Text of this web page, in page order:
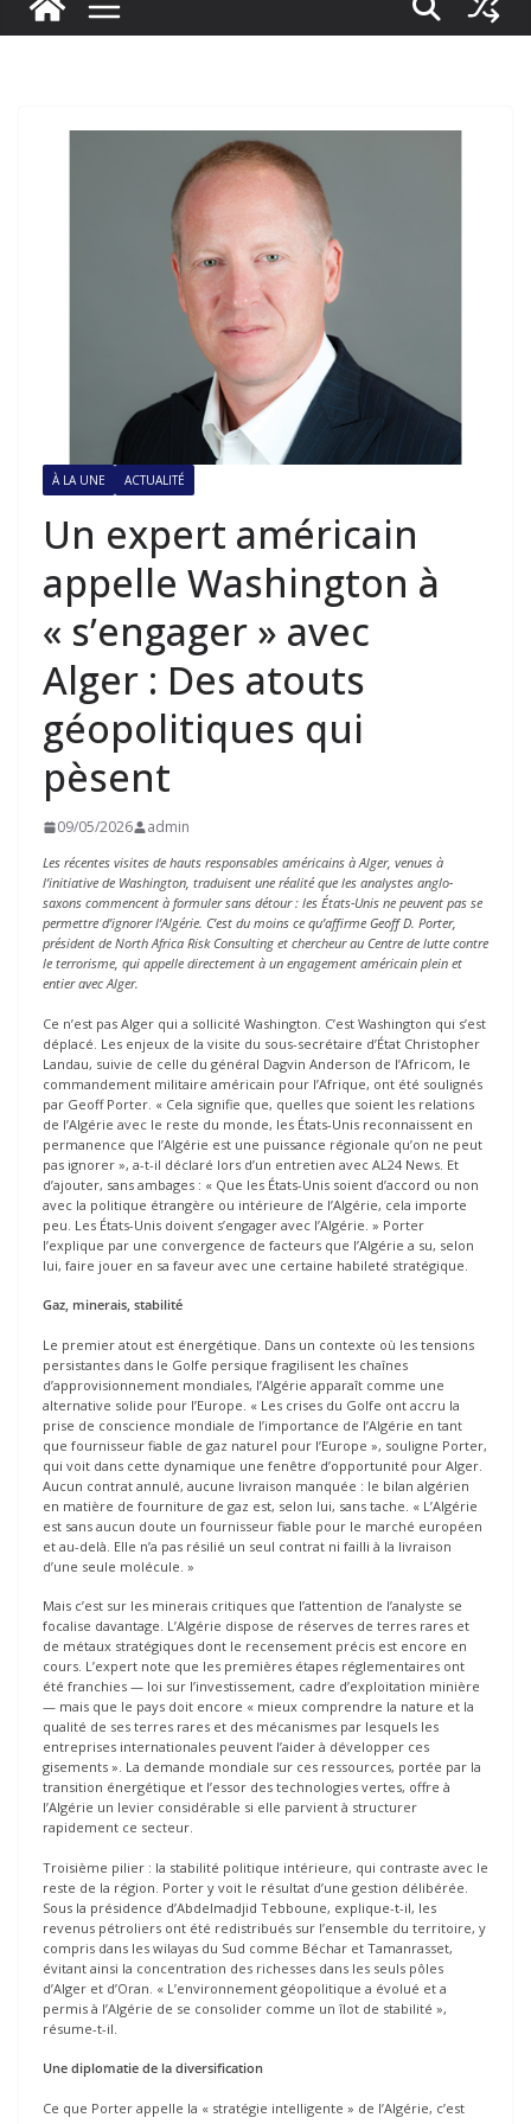
À LA UNE ACTUALITÉ
Un expert américain
appelle Washington à
« s’engager » avec
Alger : Des atouts
géopolitiques qui
pèsent
09/05/2026 admin
Les récentes visites de hauts responsables américains à Alger, venues à
l’initiative de Washington, traduisent une réalité que les analystes anglo-
saxons commencent à formuler sans détour : les États-Unis ne peuvent pas se
permettre d’ignorer l’Algérie. C’est du moins ce qu’affirme Geoff D. Porter,
président de North Africa Risk Consulting et chercheur au Centre de lutte contre
le terrorisme, qui appelle directement à un engagement américain plein et
entier avec Alger.
Ce n’est pas Alger qui a sollicité Washington. C’est Washington qui s’est
déplacé. Les enjeux de la visite du sous-secrétaire d’État Christopher
Landau, suivie de celle du général Dagvin Anderson de l’Africom, le
commandement militaire américain pour l’Afrique, ont été soulignés
par Geoff Porter. « Cela signifie que, quelles que soient les relations
de l’Algérie avec le reste du monde, les États-Unis reconnaissent en
permanence que l’Algérie est une puissance régionale qu’on ne peut
pas ignorer », a-t-il déclaré lors d’un entretien avec AL24 News. Et
d’ajouter, sans ambages : « Que les États-Unis soient d’accord ou non
avec la politique étrangère ou intérieure de l’Algérie, cela importe
peu. Les États-Unis doivent s’engager avec l’Algérie. » Porter
l’explique par une convergence de facteurs que l’Algérie a su, selon
lui, faire jouer en sa faveur avec une certaine habileté stratégique.
Gaz, minerais, stabilité
Le premier atout est énergétique. Dans un contexte où les tensions
persistantes dans le Golfe persique fragilisent les chaînes
d’approvisionnement mondiales, l’Algérie apparaît comme une
alternative solide pour l’Europe. « Les crises du Golfe ont accru la
prise de conscience mondiale de l’importance de l’Algérie en tant
que fournisseur fiable de gaz naturel pour l’Europe », souligne Porter,
qui voit dans cette dynamique une fenêtre d’opportunité pour Alger.
Aucun contrat annulé, aucune livraison manquée : le bilan algérien
en matière de fourniture de gaz est, selon lui, sans tache. « L’Algérie
est sans aucun doute un fournisseur fiable pour le marché européen
et au-delà. Elle n’a pas résilié un seul contrat ni failli à la livraison
d’une seule molécule. »
Mais c’est sur les minerais critiques que l’attention de l’analyste se
focalise davantage. L’Algérie dispose de réserves de terres rares et
de métaux stratégiques dont le recensement précis est encore en
cours. L’expert note que les premières étapes réglementaires ont
été franchies — loi sur l’investissement, cadre d’exploitation minière
— mais que le pays doit encore « mieux comprendre la nature et la
qualité de ses terres rares et des mécanismes par lesquels les
entreprises internationales peuvent l’aider à développer ces
gisements ». La demande mondiale sur ces ressources, portée par la
transition énergétique et l’essor des technologies vertes, offre à
l’Algérie un levier considérable si elle parvient à structurer
rapidement ce secteur.
Troisième pilier : la stabilité politique intérieure, qui contraste avec le
reste de la région. Porter y voit le résultat d’une gestion délibérée.
Sous la présidence d’Abdelmadjid Tebboune, explique-t-il, les
revenus pétroliers ont été redistribués sur l’ensemble du territoire, y
compris dans les wilayas du Sud comme Béchar et Tamanrasset,
évitant ainsi la concentration des richesses dans les seuls pôles
d’Alger et d’Oran. « L’environnement géopolitique a évolué et a
permis à l’Algérie de se consolider comme un îlot de stabilité »,
résume-t-il.
Une diplomatie de la diversification
Ce que Porter appelle la « stratégie intelligente » de l’Algérie, c’est